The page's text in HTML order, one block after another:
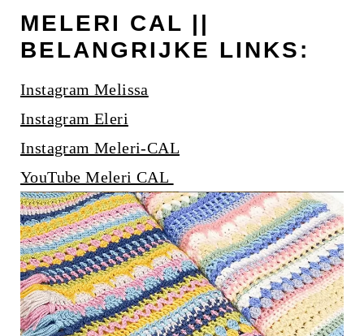
MELERI CAL ||
BELANGRIJKE LINKS:
Instagram Melissa
Instagram Eleri
Instagram Meleri-CAL
YouTube Meleri CAL